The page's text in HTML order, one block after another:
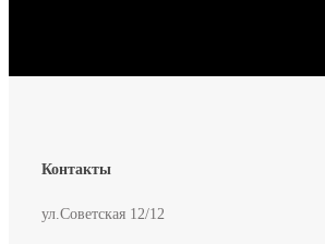
Контакты
ул.Советская 12/12